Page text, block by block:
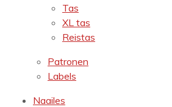
Tas
XL tas
Reistas
Patronen
Labels
Naailes